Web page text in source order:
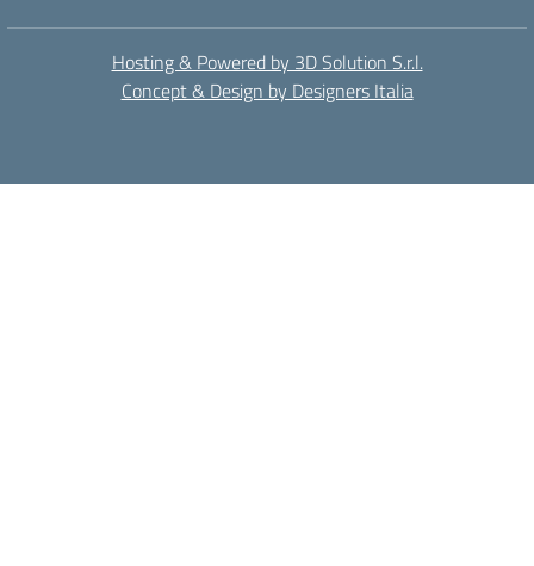
Hosting & Powered by 3D Solution S.r.l.
Concept & Design by Designers Italia